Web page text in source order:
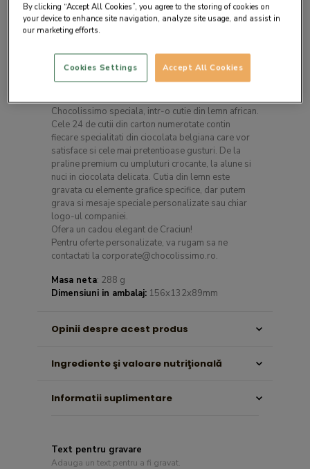
Descrierea produsului
Chocolissimo speciala, intr-o cutie din lemn african.
Cele 24 de cutii din carton numerotate contin
fiecare specialitati din ciocolata belgiana care vor
satisface si cele mai pretentioase gusturi. De la
praline premium cu umpluturi crocante, la alune si
nuci in ciocolata delicata. Cutia din lemn este
gravata cu elemente grafice specifice, dar putem
grava si mesaje speciale personalizate sau chiar
logo-ul companiei.
Ofera un cadou elegant de Craciun!
Pentru oferte personalizate, va rugam sa ne
contactati la corporate@chocolissimo.ro.
Masa neta: 288 g
Dimensiuni in ambalaj: 156x132x89mm
Opinii despre acest produs
Ingrediente şi valoare nutriţională
Informatii suplimentare
Text pentru gravare
Adauga un text pentru a fi gravat.
By clicking “Accept All Cookies”, you agree to the storing of cookies on
your device to enhance site navigation, analyze site usage, and assist in
our marketing efforts.
Accept All Cookies
Cookies Settings